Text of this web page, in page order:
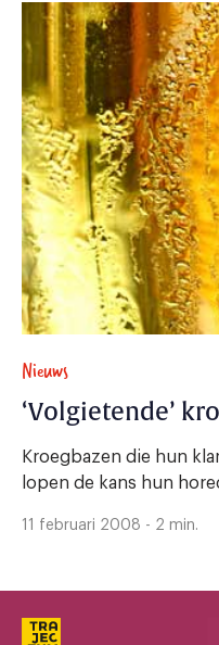
Nieuws
‘Volgietende’
Kroegbazen die hun
lopen de kans hun
11 februari 2008 - 2 min.